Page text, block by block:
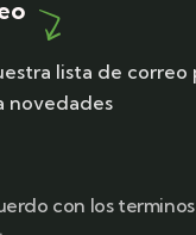
lista de correo
novedades
con los